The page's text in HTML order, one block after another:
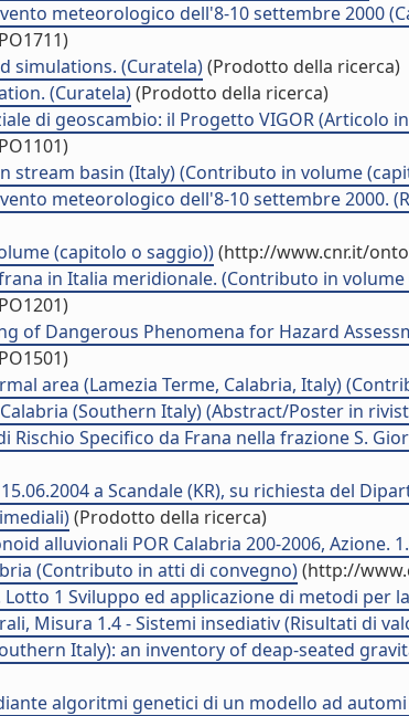
meteorologico dell'8-10 settembre 2000
simulations. (Curatela)(Prodotto della ricerca)
(Curatela)(Prodotto della ricerca)
di geoscambio: il Progetto VIGOR (Articolo
basin (Italy) (Contributo in volume
meteorologico dell'8-10 settembre
(capitolo o saggio))(http://www.cnr.it/
in Italia meridionale. (Contributo in
of Dangerous Phenomena for Hazard
area (Lamezia Terme, Calabria, Italy)
(Southern Italy) (Abstract/Poster in
Specifico da Frana nella frazione S.
a Scandale (KR), su richiesta del
(Prodotto della ricerca)
alluvionali POR Calabria 200-2006, Azione.
(Contributo in atti di convegno)(http://
Lotto 1 Sviluppo ed applicazione di metodi
Misura 1.4 - Sistemi insediativ (Risultati di
Italy): an inventory of deap-seated
algoritmi genetici di un modello ad